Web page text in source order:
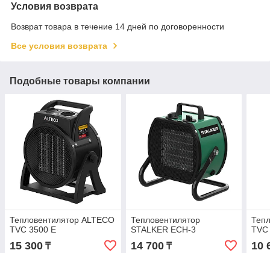
Условия возврата
Возврат товара в течение 14 дней по договоренности
Все условия возврата
Подобные товары компании
Тепловентилятор ALTECO
TVC 3500 E
15 300 ₸
Тепловентилятор
STALKER ECH-3
14 700₸
TVС
10